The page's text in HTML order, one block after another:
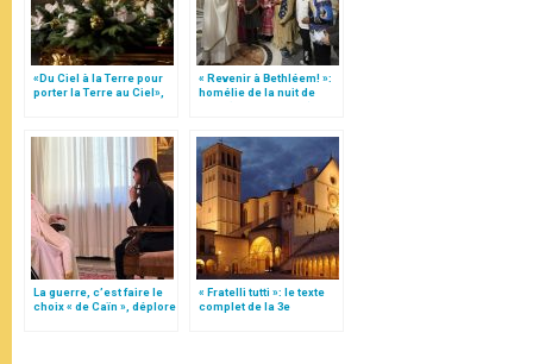
«Du Ciel à la Terre pour
porter la Terre au Ciel»,
« Revenir à Bethléem! »:
homélie de la nuit de
Noël (texte complet)
La guerre, c’est faire le
choix « de Caïn », déplore
« Fratelli tutti »: le texte
complet de la 3e